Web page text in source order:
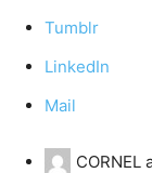
Tumblr
LinkedIn
Mail
CORNEL